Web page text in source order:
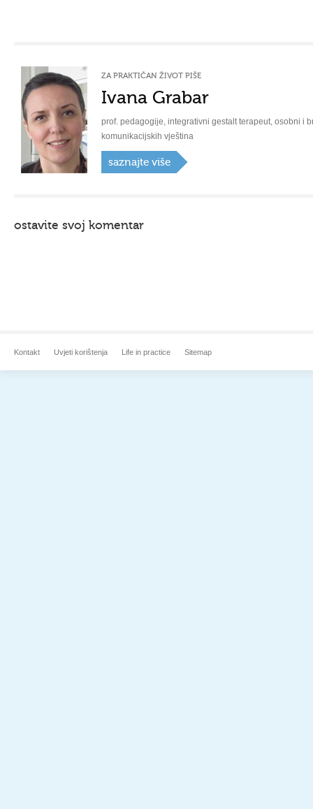
ZA PRAKTIČAN ŽIVOT PIŠE
Ivana Grabar
prof. pedagogije, integrativni gestalt terapeut, osobni i
komunikacijskih vještina
saznajte više
ostavite svoj komentar
Kontakt Uvjeti korištenja Life in practice Sitemap